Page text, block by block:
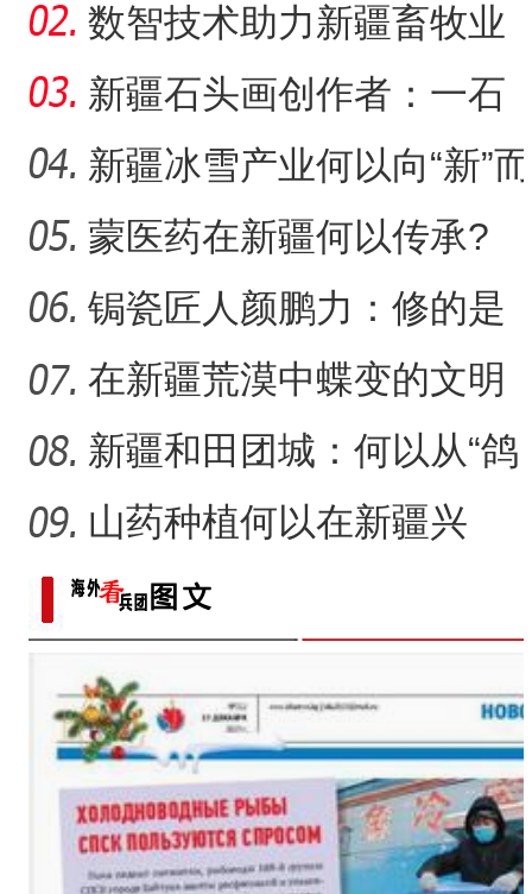
侨乡故事 | 新疆吐鲁番烘焙
侨乡故事 | 创业者青年古丽
数智技术助力新疆畜牧业
走“新”路
新疆石头画创作者：一石
一画乐在其中
新疆冰雪产业何以向“新”而
行？
蒙医药在新疆何以传承?
锔瓷匠人颜鹏力：修的是
瓷，也是“情”
在新疆荒漠中蝶变的文明
村镇
新疆和田团城：何以从“鸽
子巷”到网红打卡地
山药种植何以在新疆兴
起？